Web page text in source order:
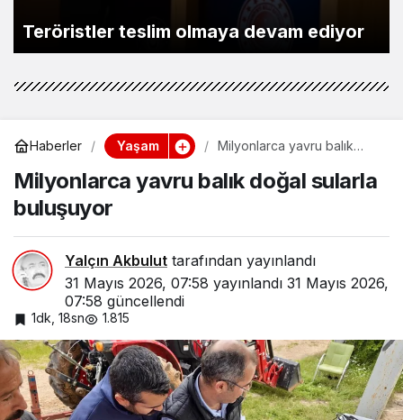
Teröristler teslim olmaya devam ediyor
Haberler Yaşam
Milyonlarca yavru balık
Milyonlarca yavru balık doğal sularla
buluşuyor
Yalçın Akbulut tarafından yayınlandı
31 Mayıs 2026, 07:58 yayınlandı 31 Mayıs 2026,
07:58 güncellendi
1dk, 18sn 1.815